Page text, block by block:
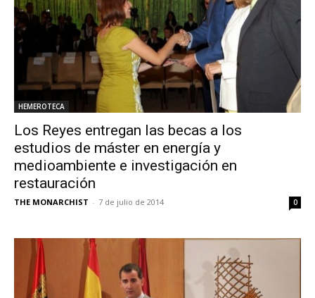
HEMEROTECA
Los Reyes entregan las becas a los
estudios de máster en energía y
medioambiente e investigación en
restauración
THE MONARCHIST - 7 de julio de 2014 0